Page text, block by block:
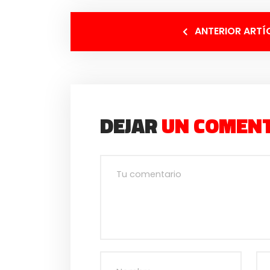
ANTERIOR
DEJARUN